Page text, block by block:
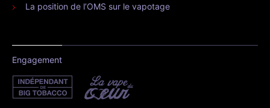
La position de l’OMS sur le vapotage
Engagement